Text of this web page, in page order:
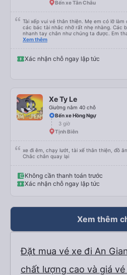
Bến xe Tân Châu
Tài xếp vui vẻ thân thiện. Mẹ em có lỡ
các bác tài nhắc nhỡ rất nhẹ nhàng. Các
nhanh tay chân như chúng ta được. Em
các bác tài xe Hiệp Thành rất nhiều ạ.
Xem thêm
Xác nhận chỗ ngay lập tức
Xe Ty Le
Giường nằm 40 chỗ
Bến xe Hồng Ngự
3 giờ
Tịnh Biên
xe đi êm, chạy lướt, tài xế thân thiện, đồ
Chắc chắn quay lại
Không cần thanh toán trước
Xác nhận chỗ ngay lập tức
Xem thêm
Đặt mua vé xe đi An
chất lượng cao và giá